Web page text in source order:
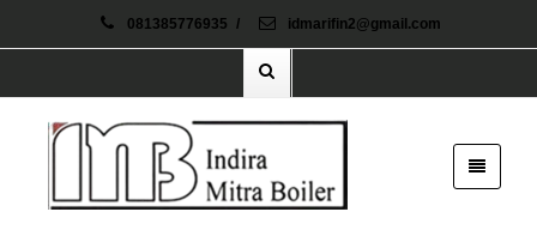
081385776935 / idmarifin2@gmail.com